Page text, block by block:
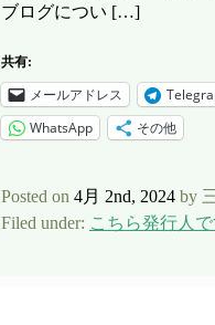
ブログについ […]
共有:
メールアドレス
WhatsApp
その他
Posted on 4月 2nd, 2024 by
Filed under: こちら発行人